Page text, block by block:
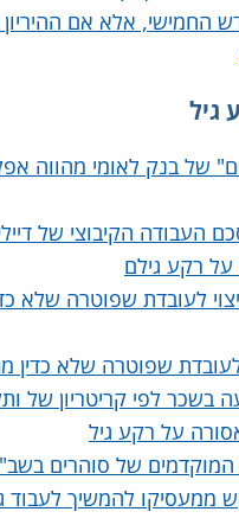
החמישי, אלא אם ההיריון
גיל
של בנק לאומי מהווה
העבודה הקיבוצי של
רקע גילם
לעובדת שפוטרה שלא
לעובדת שפוטרה שלא כדין
בשכר לפי קריטריון של
על רקע גיל
של סוהרים
ממעסיקו להמשיך לעבוד